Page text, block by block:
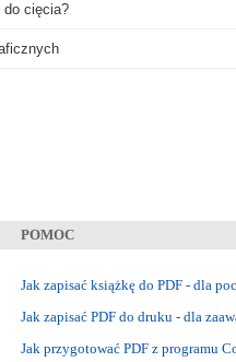
do cięcia?
POMOC
Jak zapisać książkę do PDF - dla
Jak zapisać PDF do druku - dla
Jak przygotować PDF z programu